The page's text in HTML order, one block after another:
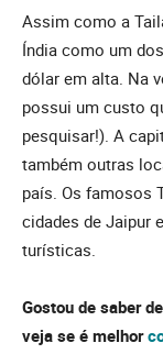
Assim como a
Índia como um
dólar em alta. Na
possui um custo
pesquisar!). A
também outras
país. Os famosos
cidades de Jaipur
turísticas.
Gostou de saber
veja se é melhor